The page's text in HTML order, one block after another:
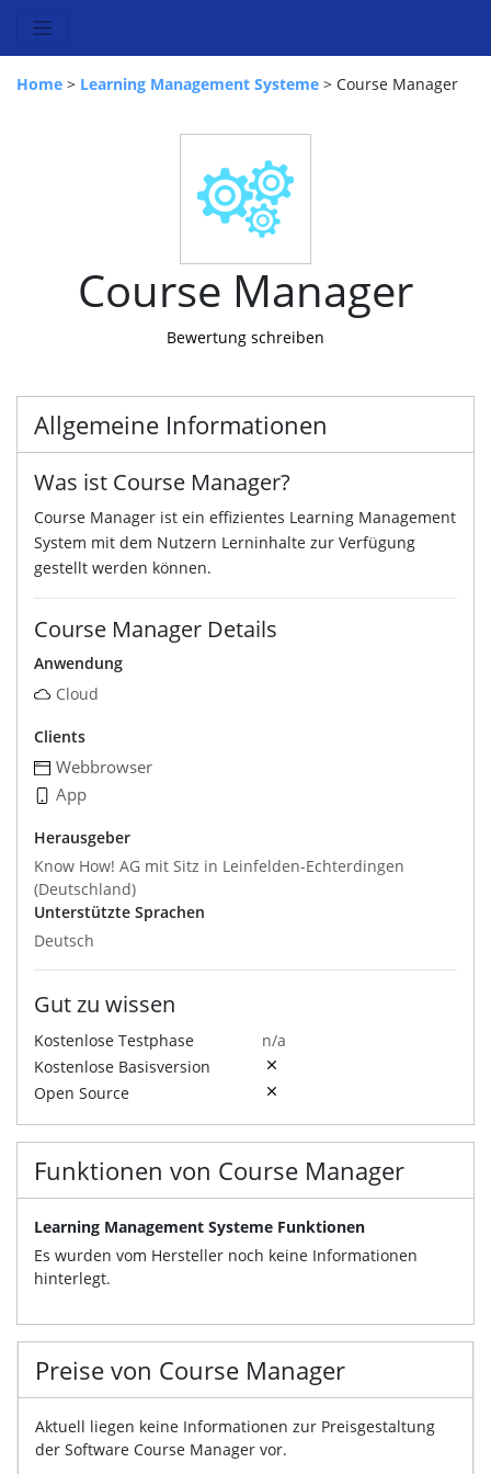
Home > Learning Management Systeme > Course Manager
Course Manager
Bewertung schreiben
Allgemeine Informationen
Was ist Course Manager?
Course Manager ist ein effizientes Learning Management
System mit dem Nutzern Lerninhalte zur Verfügung
gestellt werden können.
Course Manager Details
Anwendung
Cloud
Clients
Webbrowser
App
Herausgeber
Know How! AG mit Sitz in Leinfelden-Echterdingen
(Deutschland)
Unterstützte Sprachen
Deutsch
Gut zu wissen
Kostenlose Testphase
n/a
Kostenlose Basisversion
Open Source
Funktionen von Course Manager
Learning Management Systeme Funktionen
Es wurden vom Hersteller noch keine Informationen
hinterlegt.
Preise von Course Manager
Aktuell liegen keine Informationen zur Preisgestaltung
der Software Course Manager vor.